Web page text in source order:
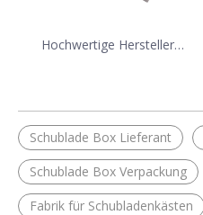
Hochwertige Hersteller
Schublade Box Lieferant
Schublade Box Verpackung
Fabrik für Schubladenkästen